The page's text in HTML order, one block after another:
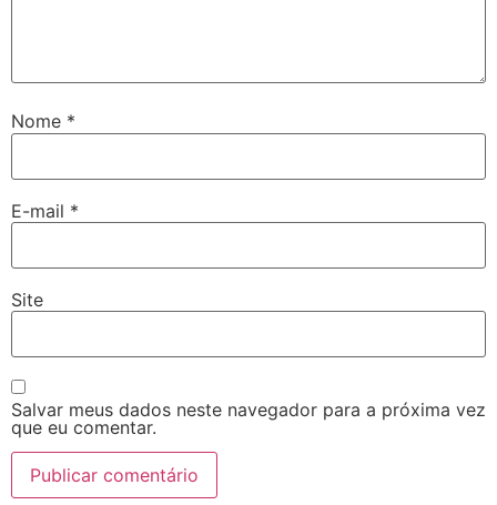
Nome *
E-mail *
Site
Salvar meus dados neste navegador para a próxima vez
que eu comentar.